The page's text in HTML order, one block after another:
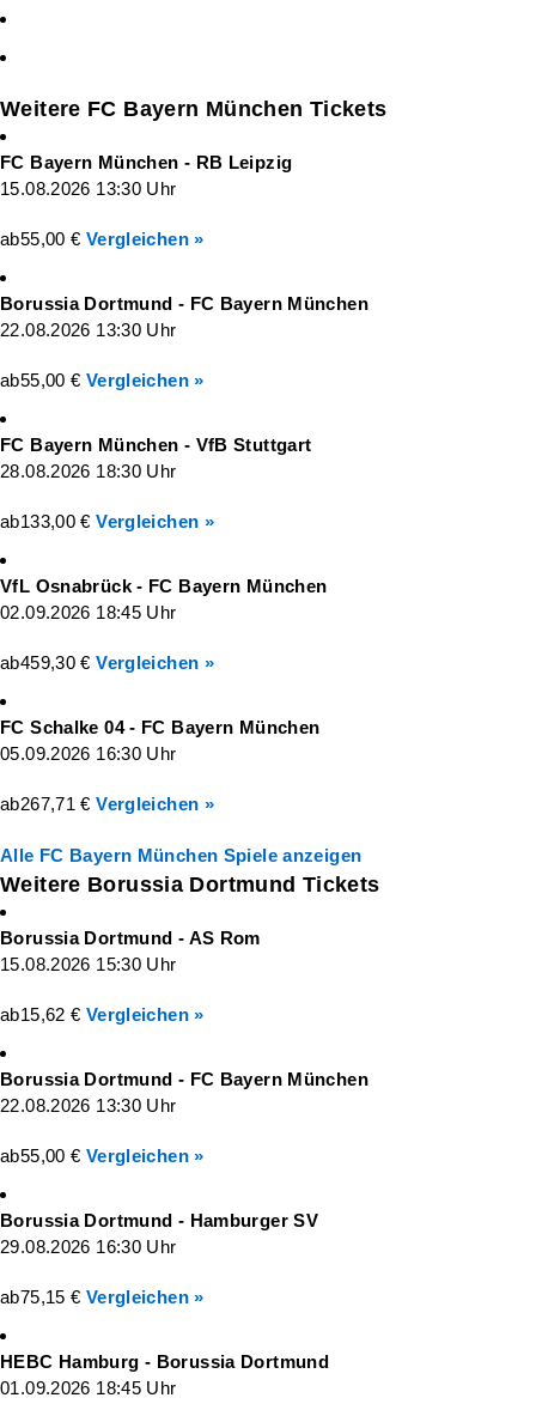
Weitere FC Bayern München Tickets
FC Bayern München - RB Leipzig
15.08.2026 13:30 Uhr
ab55,00 € Vergleichen »
Borussia Dortmund - FC Bayern München
22.08.2026 13:30 Uhr
ab55,00 € Vergleichen »
FC Bayern München - VfB Stuttgart
28.08.2026 18:30 Uhr
ab133,00 €Vergleichen »
VfL Osnabrück - FC Bayern München
02.09.2026 18:45 Uhr
ab459,30 €Vergleichen »
FC Schalke 04 - FC Bayern München
05.09.2026 16:30 Uhr
ab267,71 €Vergleichen »
Alle FC Bayern München Spiele anzeigen
Weitere Borussia Dortmund Tickets
Borussia Dortmund - AS Rom
15.08.2026 15:30 Uhr
ab15,62 € Vergleichen »
Borussia Dortmund - FC Bayern München
22.08.2026 13:30 Uhr
ab55,00 € Vergleichen »
Borussia Dortmund - Hamburger SV
29.08.2026 16:30 Uhr
ab75,15 € Vergleichen »
HEBC Hamburg - Borussia Dortmund
01.09.2026 18:45 Uhr